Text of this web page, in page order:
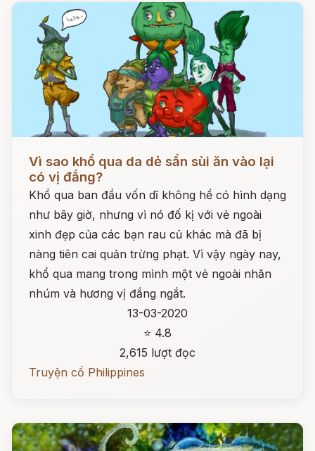
Vì sao khổ qua da dẻ sần sùi ăn vào lại
có vị đắng?
Khổ qua ban đầu vốn dĩ không hề có hình dạng
như bây giờ, nhưng vì nó đố kị với vẻ ngoài
xinh đẹp của các bạn rau củ khác mà đã bị
nàng tiên cai quản trừng phạt. Vì vậy ngày nay,
khổ qua mang trong mình một vẻ ngoài nhăn
nhúm và hương vị đắng ngắt.
13-03-2020
⭐ 4.8
2,615 lượt đọc
Truyện cổ Philippines